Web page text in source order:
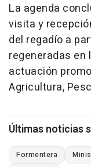
La agenda
visita y
del regadío a
regeneradas en
actuación
Agricultura,
Últimas noticias
Formentera